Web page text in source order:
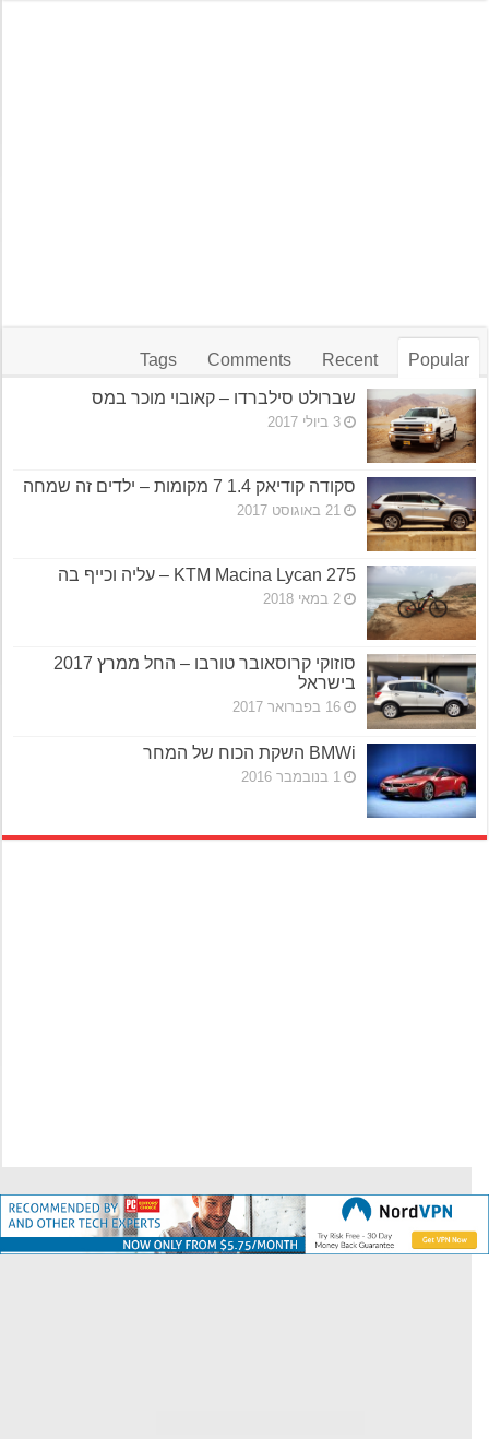
Popular
Recent
Comments
Tags
שברולט סילברדו – קאובוי מוכר במס
3 ביולי 2017
סקודה קודיאק 1.4 7 מקומות – ילדים זה שמחה
21 באוגוסט 2017
KTM Macina Lycan 275 – עליה וכייף בה
2 במאי 2018
סוזוקי קרוסאובר טורבו – החל ממרץ 2017
בישראל
16 בפברואר 2017
BMWi השקת הכוח של המחר
1 בנובמבר 2016